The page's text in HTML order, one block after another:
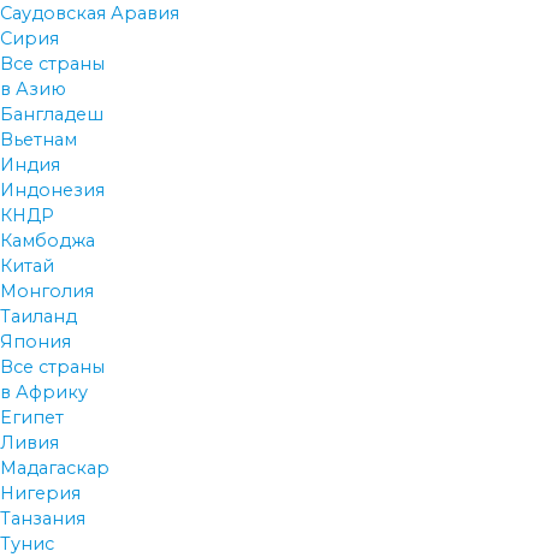
Саудовская Аравия
Сирия
Все страны
в Азию
Бангладеш
Вьетнам
Индия
Индонезия
КНДР
Камбоджа
Китай
Монголия
Таиланд
Япония
Все страны
в Африку
Египет
Ливия
Мадагаскар
Нигерия
Танзания
Тунис